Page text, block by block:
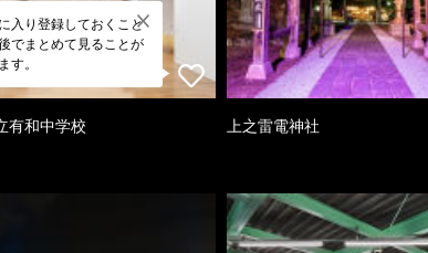
入り登録しておくこと
でまとめて見ることが
す。
有和中学校 上之雷電神社